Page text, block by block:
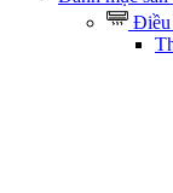
Điều